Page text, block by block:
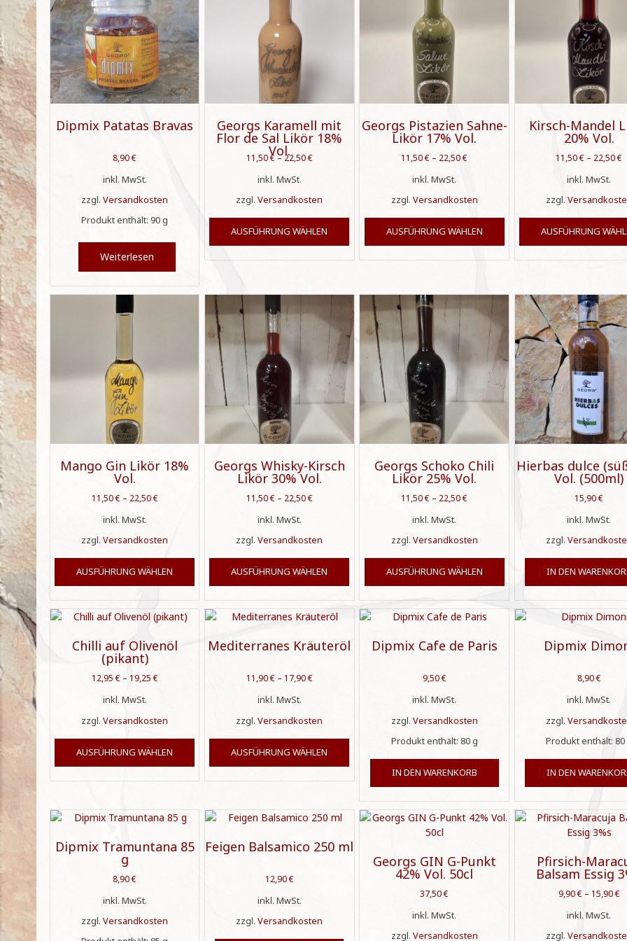
Dipmix Patatas Bravas
8,90€
inkl. MwSt.
zzgl.Versandkosten
Produkt enthält: 90g
Weiterlesen
Georgs Karamell mit
Flor de Sal Likör 18%
Vol.
11,50€ –22,50€
inkl. MwSt.
zzgl.Versandkosten
AUSFÜHRUNG WÄHLEN
Dieses
weist
mehrere
auf.
Optionen
können
auf
der
Produktseite
gewählt
werden
Georgs Pistazien Sahne-
Likör 17% Vol.
11,50€ – 22,50€
inkl. MwSt.
zzgl. Versandkosten
AUSFÜHRUNG WÄHLEN
Dieses
weist
mehrere
auf.
Die
Optionen
können
auf
der
Produktseite
gewählt
werden
Kirsch-Mandel
20% Vol.
11,50€ – 22,50€
inkl. MwSt.
zzgl.
AUSFÜHRUNG
Mango Gin Likör 18%
Vol.
11,50€ – 22,50€
inkl. MwSt.
zzgl.Versandkosten
AUSFÜHRUNG WÄHLEN
Dieses
weist
mehrere
Varianten
Die
Produktseite
gewählt
Georgs Whisky-Kirsch
Likör 30% Vol.
11,50€ – 22,50€
inkl. MwSt.
zzgl.Versandkosten
AUSFÜHRUNG WÄHLEN
Dieses
weist
mehrere
Varianten
Die
Produktseite
gewählt
Georgs Schoko Chili
Likör 25% Vol.
11,50€ – 22,50€
inkl. MwSt.
zzgl. Versandkosten
AUSFÜHRUNG WÄHLEN
Dieses
weist
mehrere
Varianten
Produktseite
Hierbas dulce
Vol. (500ml)
15,90€
inkl. MwSt.
zzgl.
IN DEN
Chilli auf Olivenöl
(pikant)
12,95€ – 19,25€
inkl. MwSt.
zzgl.Versandkosten
AUSFÜHRUNG WÄHLEN
Dieses
weist
mehrere
auf.
Optionen
können
Mediterranes Kräuteröl
11,90€ – 17,90€
inkl. MwSt.
zzgl.Versandkosten
AUSFÜHRUNG WÄHLEN
Dieses
weist
mehrere
Varianten
auf.
Optionen
können
Dipmix Cafe de Paris
9,50€
inkl. MwSt.
zzgl. Versandkosten
Produkt enthält: 80g
IN DEN WARENKORB
Dipmix
8,90€
inkl. MwSt.
zzgl.
Produkt enthält: 80
IN DEN
Dipmix Tramuntana 85
g
8,90€
inkl. MwSt.
zzgl.Versandkosten
Feigen Balsamico 250 ml
12,90€
inkl. MwSt.
zzgl.Versandkosten
Georgs GIN G-Punkt
42% Vol. 50cl
37,50€
inkl. MwSt.
zzgl. Versandkosten
Pfirsich-
Balsam Essig
9,90€ – 15,90€
inkl. MwSt.
zzgl.